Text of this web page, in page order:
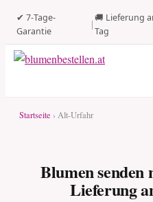
✔ 7-Tage-
Garantie
|
🚚 Lieferung
Tag
Startseite › Alt-Urfahr
Blumen
Lieferung